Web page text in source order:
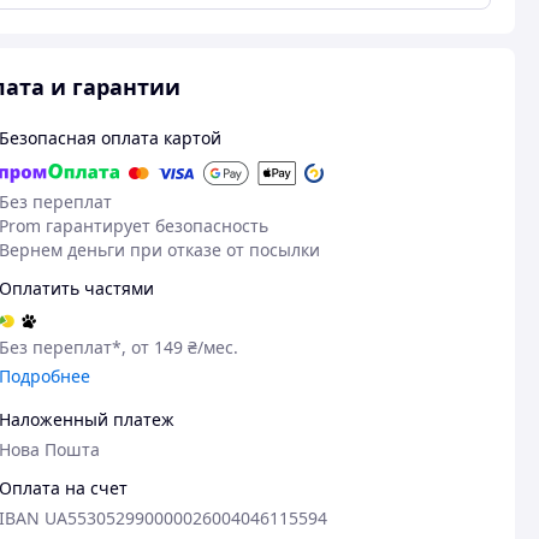
и гарантии
Безопасная оплата картой
Без переплат
Prom гарантирует безопасность
Вернем деньги при отказе от посылки
Оплатить частями
Без переплат*, от 149 ₴/мес.
Подробнее
Наложенный платеж
Нова Пошта
Оплата на счет
IBAN UA553052990000026004046115594